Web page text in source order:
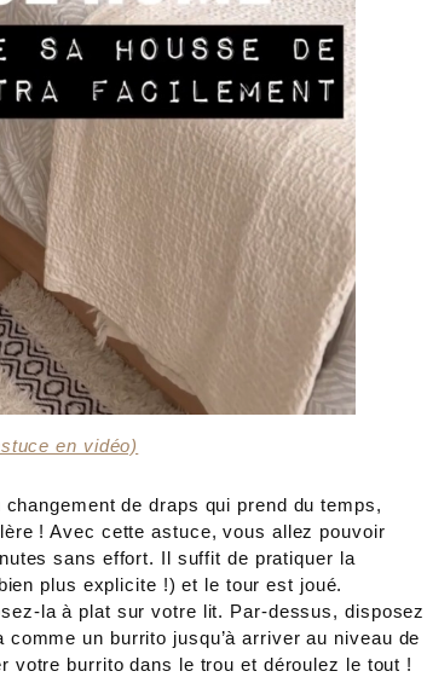
en vidéo)
de draps qui prend du temps,
! Avec cette astuce, vous allez pouvoir
sans effort. Il suffit de pratiquer la
plus explicite !) et le tour est joué.
la à plat sur votre lit. Par-dessus, disposez
un burrito jusqu’à arriver au niveau de
votre burrito dans le trou et déroulez le tout !